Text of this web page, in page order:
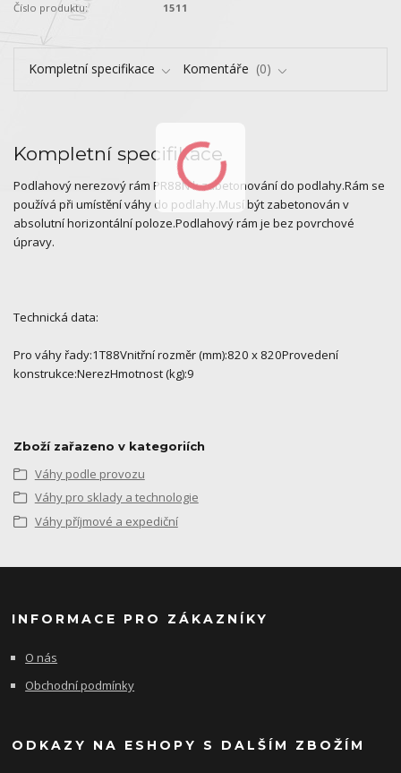
Číslo produktu: 1511
Kompletní specifikace Komentáře 0
Kompletní specifikace
Podlahový nerezový rám PR88N k zabetonování do podlahy.Rám se
používá při umístění váhy do podlahy.Musí být zabetonován v
absolutní horizontální poloze.Podlahový rám je bez povrchové
úpravy.
Technická data:
Pro váhy řady:1T88Vnitřní rozměr (mm):820 x 820Provedení
konstrukce:NerezHmotnost (kg):9
Zboží zařazeno v kategoriích
Váhy podle provozu
Váhy pro sklady a technologie
Váhy příjmové a expediční
INFORMACE PRO ZÁKAZNÍKY
O nás
Obchodní podmínky
ODKAZY NA ESHOPY S DALŠÍM ZBOŽÍM